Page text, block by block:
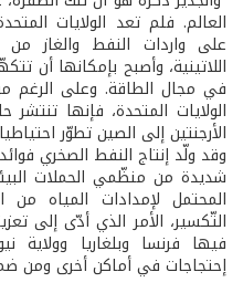
العالم. فلم تعد الولايات
على واردات النفط والغاز من
اللاتينية، وأصبح بإمكانها أن
في مجال الطاقة. وعلى الرغم
الولايات المتحدة، فإنها تنتشر
الأرجنتين إلى الصين تطوّر
وقد ولّد إنتاج النفط الصخري
شديدة من منظّمي الحملات
المحتمل لإمدادات المياه من
التّكسير، الأمر الذي أدّى إلى
فيها فرنسا وبلغاريا وولاية
إحتجاجات في أماكن أخرى ومن